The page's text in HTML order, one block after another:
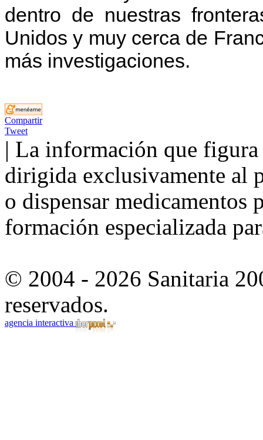
dentro de nuestras
Unidos y muy cerca de
más investigaciones.
Compartir
Tweet
| La información que
dirigida exclusivamente al
o dispensar medicamentos
formación especializada
© 2004 - 2026 Sanitaria
reservados.
agencia interactiva